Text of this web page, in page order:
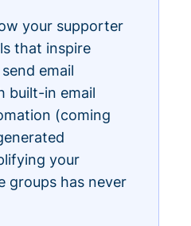
your supporter
that inspire
email
built-in email
(coming
your
groups has never